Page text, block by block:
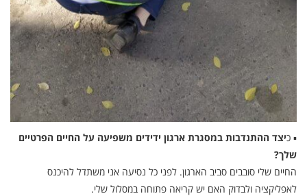
▪ כיצד ההתנדבות במסגרת ארגון ידידים משפיעה על החיים הפרטיים
שלך?
החיים שלי סובבים סביב הארגון. לפני כל נסיעה אני משתדל להיכנס
לאפליקציה ולבדוק האם יש קריאה פתוחה במסלול שלי.